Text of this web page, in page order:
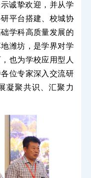
诚挚欢迎，并从学
平台搭建、校城协
学科高质量发展的
潍坊，是学界对学
也为学校应用型人
位专家深入交流研
凝聚共识、汇聚力